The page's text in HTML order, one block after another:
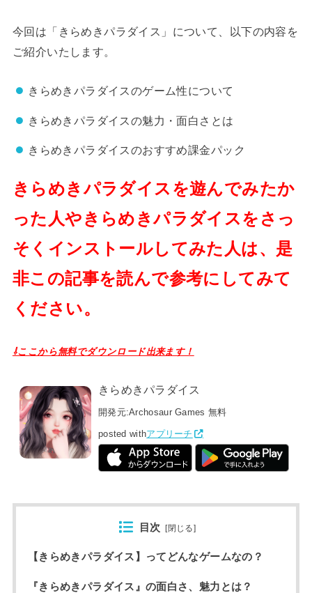
今回は「きらめきパラダイス」について、以下の内容を
ご紹介いたします。
きらめきパラダイスのゲーム性について
きらめきパラダイスの魅力・面白さとは
きらめきパラダイスのおすすめ課金パック
きらめきパラダイスを遊んでみたか
った人やきらめきパラダイスをさっ
そくインストールしてみた人は、是
非この記事を読んで参考にしてみて
ください。
⇩ここから無料でダウンロード出来ます！
きらめきパラダイス
開発元:Archosaur Games 無料
posted withアプリーチ
目次 [閉じる]
【きらめきパラダイス】ってどんなゲームなの？
『きらめきパラダイス』の面白さ、魅力とは？